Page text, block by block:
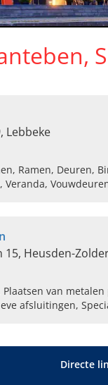
Lebbeke
Ramen, Deuren,
Veranda,
15, Heusden-
van
afsluitingen,
Directe